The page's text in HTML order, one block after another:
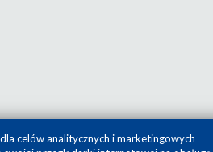
celów analitycznych i marketingowych